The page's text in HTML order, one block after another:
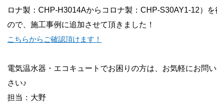
ロナ製：CHP-H3014Aからコロナ製：CHP-S30AY1-12）
ので、施工事例に追加させて頂きました！
こちらからご確認頂けます！
電気温水器・エコキュートでお困りの方は、お気軽にお問
さい♪
担当：大野